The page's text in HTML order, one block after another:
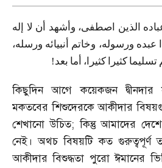
الذين اصطفى، وأشهد أن لا
إله
عبده ورسوله، وخاتم أنبيائه ورسله،
تسليما كثيرا كثيرا، أما بعد!
কিছুদিন আগে কয়েকজন
মকতবের শিশুদেরকে আকীদার
শেখানো উচিত;কিন্তু আমাদের
নেই। অথচ বিষয়টি কত গুরুত্বপূর্ণ
আকীদার বিশুদ্ধতা পুরো ঈমানের